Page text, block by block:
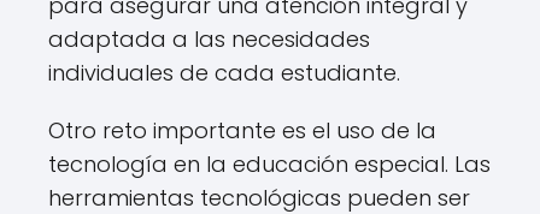
adaptada a las necesidades
individuales de cada estudiante.
Otro reto importante es el uso de la
tecnología en la educación especial. Las
herramientas tecnológicas pueden ser